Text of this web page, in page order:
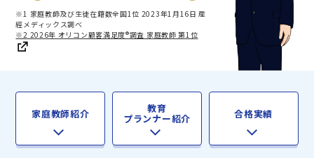
※1 家庭教師及び生徒在籍数全国1位 2023年1月16日 産
經メディックス調べ
※2 2026年 オリコン顧客満足度®調査 家庭教師 第1位
家庭教師紹介 教育
プランナー紹介 合格実績